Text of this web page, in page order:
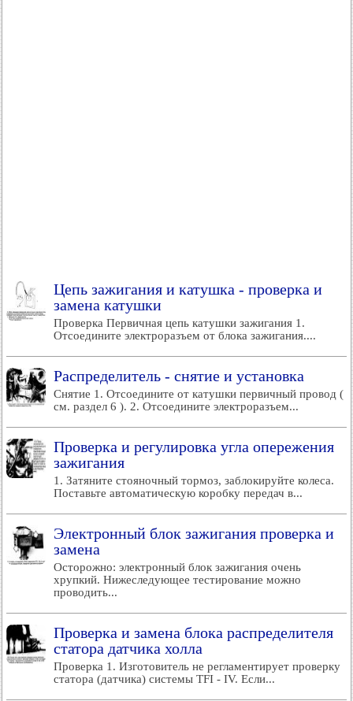
Цепь зажигания и катушка - проверка и
замена катушки
Проверка Первичная цепь катушки зажигания 1.
Отсоедините электроразъем от блока зажигания....
Распределитель - снятие и установка
Снятие 1. Отсоедините от катушки первичный провод (
см. раздел 6 ). 2. Отсоедините электроразъем...
Проверка и регулировка угла опережения
зажигания
1. Затяните стояночный тормоз, заблокируйте колеса.
Поставьте автоматическую коробку передач в...
Электронный блок зажигания проверка и
замена
Осторожно: электронный блок зажигания очень
хрупкий. Нижеследующее тестирование можно
проводить...
Проверка и замена блока распределителя
статора датчика холла
Проверка 1. Изготовитель не регламентирует проверку
статора (датчика) системы TFI - IV. Если...